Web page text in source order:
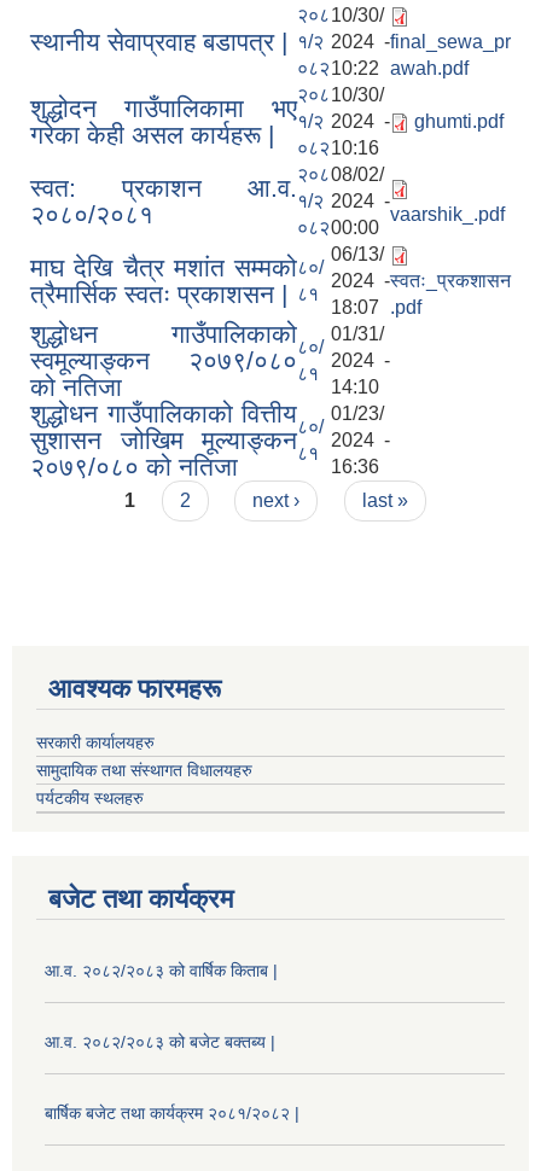
स्थानीय सेवाप्रवाह बडापत्र |
२०८
१/२
०८२
10/30/
2024 -
10:22
final_sewa_pr
awah.pdf
शुद्धोदन गाउँपालिकामा भए
गरेका केही असल कार्यहरू |
२०८
१/२
०८२
10/30/
2024 -
10:16
ghumti.pdf
स्वत: प्रकाशन आ.व.
२०८०/२०८१
२०८
१/२
०८२
08/02/
2024 -
00:00
vaarshik_.pdf
माघ देखि चैत्र मशांत सम्मको
त्रैमार्सिक स्वतः प्रकाशसन |
८०/
८१
06/13/
2024 -
18:07
स्वतः_प्रकशासन
.pdf
शुद्धोधन गाउँपालिकाको
स्वमूल्याङ्कन २०७९/०८०
को नतिजा
८०/
८१
01/31/
2024 -
14:10
शुद्धोधन गाउँपालिकाको वित्तीय
सुशासन जोखिम मूल्याङ्कन
२०७९/०८० को नतिजा
८०/
८१
01/23/
2024 -
16:36
Pages
1 2 next › last »
आवश्यक फारमहरू
सरकारी कार्यालयहरु
सामुदायिक तथा संस्थागत विधालयहरु
पर्यटकीय स्थलहरु
बजेट तथा कार्यक्रम
आ.व. २०८२/२०८३ को वार्षिक किताब |
आ.व. २०८२/२०८३ को बजेट बक्तब्य |
बार्षिक बजेट तथा कार्यक्रम २०८१/२०८२ |